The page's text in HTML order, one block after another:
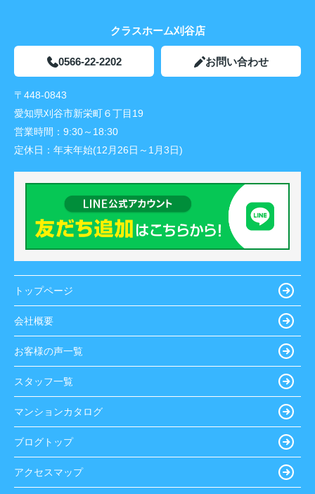
クラスホーム刈谷店
0566-22-2202 お問い合わせ
〒448-0843
愛知県刈谷市新栄町６丁目19
営業時間： 9:30～18:30
定休日： 年末年始(12月26日～1月3日)
トップページ
会社概要
お客様の声一覧
スタッフ一覧
マンションカタログ
ブログトップ
アクセスマップ